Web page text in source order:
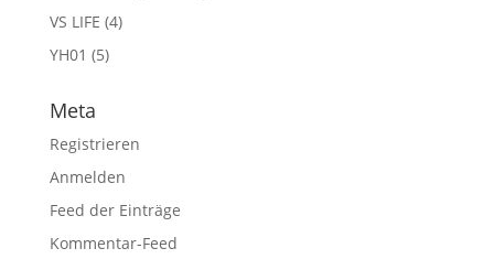
VS LIFE (4)
YH01 (5)
Meta
Registrieren
Anmelden
Feed der Einträge
Kommentar-Feed